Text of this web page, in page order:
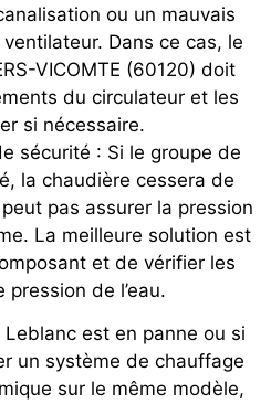
ou un mauvais
Dans ce cas, le
VICOMTE (60120) doit
du circulateur et les
si nécessaire.
sécurité : Si le groupe de
la chaudière cessera de
pas assurer la pression
La meilleure solution est
et de vérifier les
pression de l’eau.
est en panne ou si
un système de chauffage
sur le même modèle,